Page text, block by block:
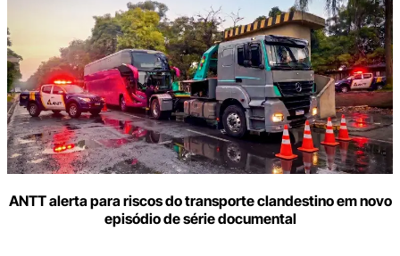
ANTT alerta para riscos do transporte clandestino em novo
episódio de série documental